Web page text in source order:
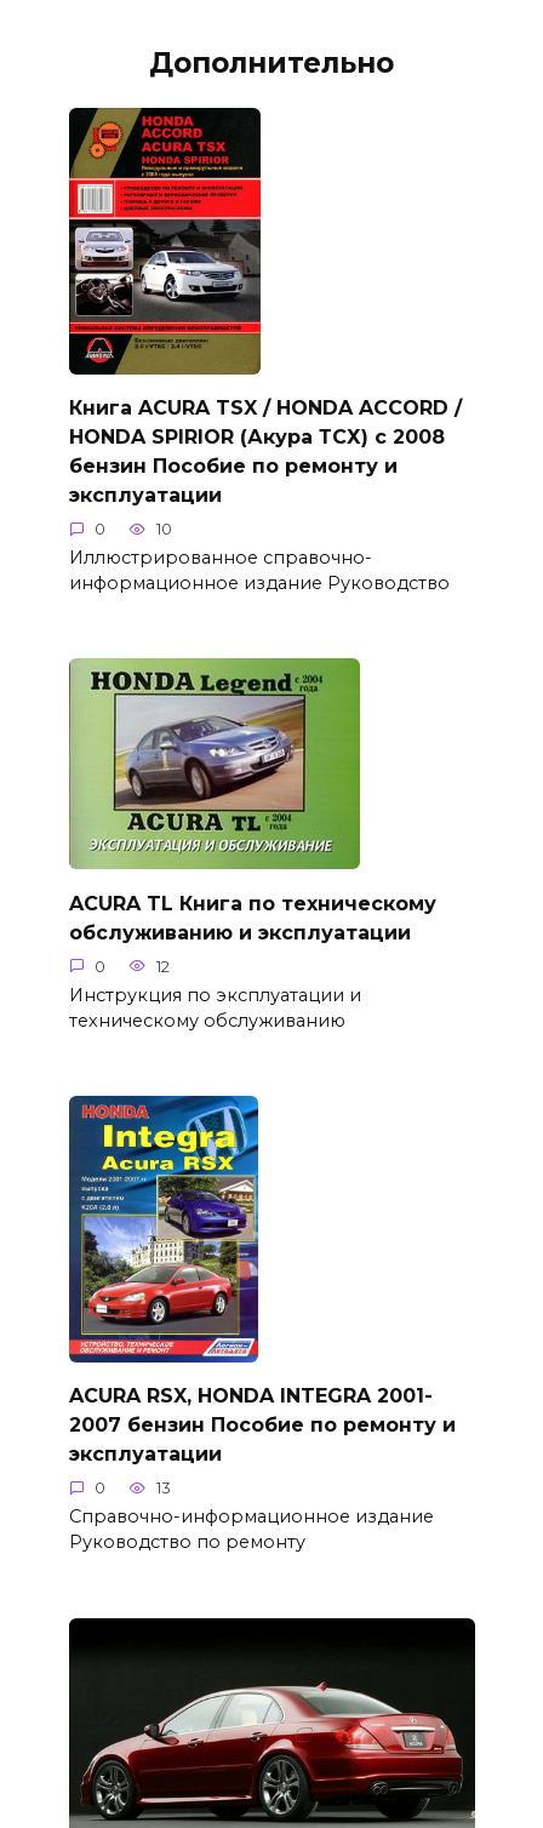
Дополнительно
Книга ACURA TSX / HONDA ACCORD /
HONDA SPIRIOR (Акура ТСХ) с 2008
бензин Пособие по ремонту и
эксплуатации
0 10
Иллюстрированное справочно-
информационное издание Руководство
ACURA TL Книга по техническому
обслуживанию и эксплуатации
0 12
Инструкция по эксплуатации и
техническому обслуживанию
ACURA RSX, HONDA INTEGRA 2001-
2007 бензин Пособие по ремонту и
эксплуатации
0 13
Справочно-информационное издание
Руководство по ремонту